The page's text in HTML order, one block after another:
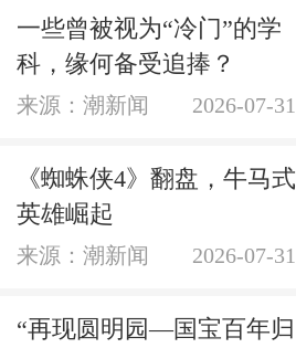
一些曾被视为“冷门”的学
科，缘何备受追捧？
来源：潮新闻 2026-07-31
《蜘蛛侠4》翻盘，牛马式
英雄崛起
来源：潮新闻 2026-07-31
“再现圆明园—国宝百年归